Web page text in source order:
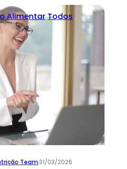
AlimentarTodos
Team·31/03/2026